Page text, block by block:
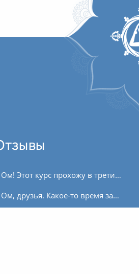
Ом! Этот курс прохожу в третий раз. Полагала, что будет всё легче и легче, но по факту третий раз оказался самым трудным. Одна радость — тело сидело смирно и не отвлекало....
Ом, друзья. Какое-то время занималась концентрацией сама, без учителя. У меня был тонкий опыт знакомства с одним монахом, после которого у меня возникло множество вопросов, а...